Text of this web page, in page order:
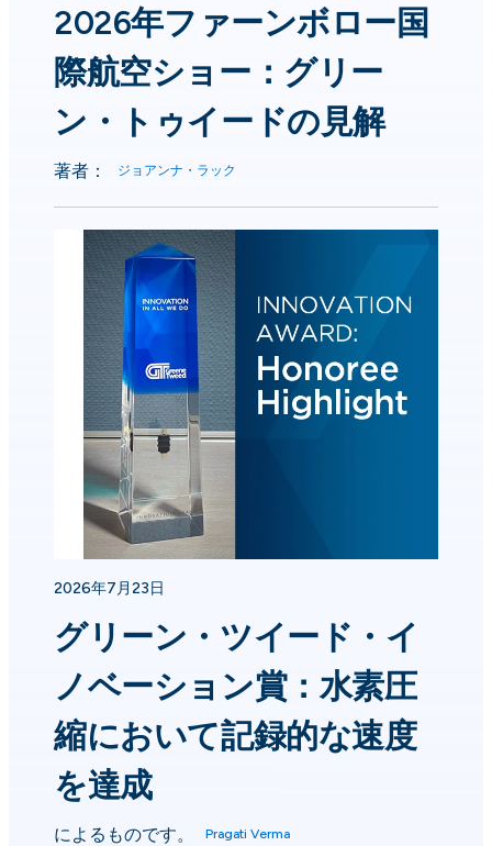
2026年ファーンボロー国
際航空ショー：グリー
ン・トゥイードの見解
著者： ジョアンナ・ラック
2026年7月23日
グリーン・ツイード・イ
ノベーション賞：水素圧
縮において記録的な速度
を達成
によるものです。 Pragati Verma